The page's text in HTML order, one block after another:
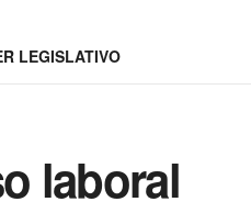
LEGISLATIVO
laboral